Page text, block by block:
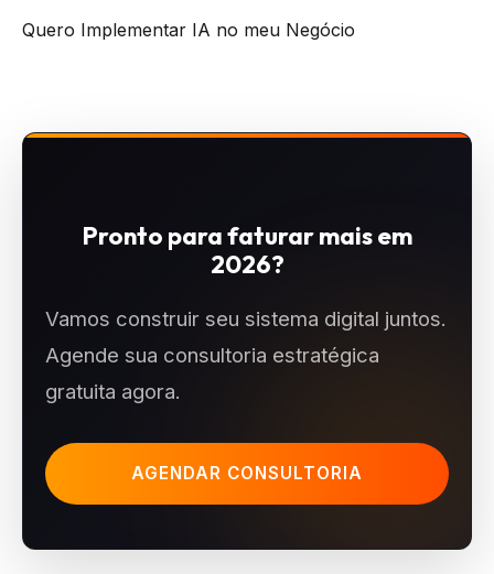
Quero Implementar IA no meu Negócio
Pronto para faturar mais em
2026?
Vamos construir seu sistema digital juntos.
Agende sua consultoria estratégica
gratuita agora.
AGENDAR CONSULTORIA